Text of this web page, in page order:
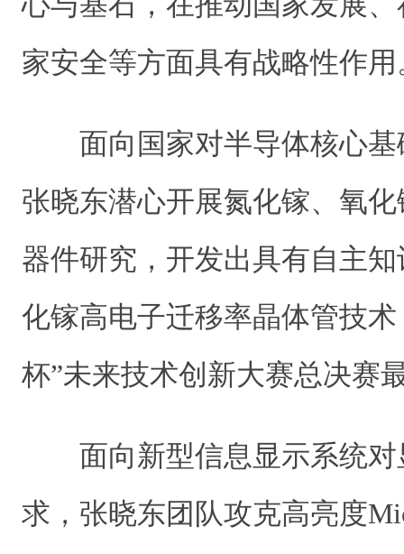
家安全等方面具有战略性作用
面向国家对半导体核心
张晓东潜心开展氮化镓、氧
器件研究，开发出具有自主
化镓高电子迁移率晶体管技
杯”未来技术创新大赛总决赛
面向新型信息显示系统
求，张晓东团队攻克高亮度